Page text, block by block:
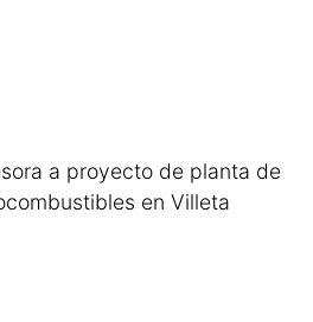
a proyecto de planta de
en Villeta